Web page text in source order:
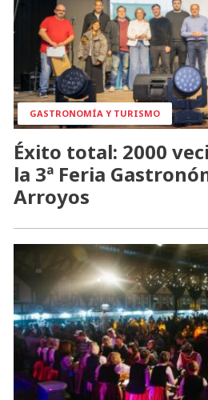
GASTRONOMÍA Y TURISMO
Éxito total: 2000
la 3ª Feria
Arroyos